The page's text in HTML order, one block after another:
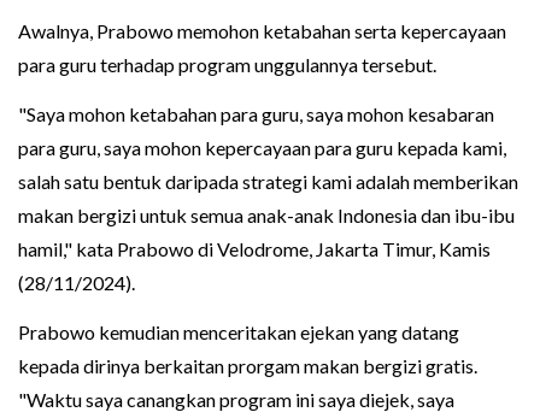
Awalnya, Prabowo memohon ketabahan serta kepercayaan
para guru terhadap program unggulannya tersebut.
"Saya mohon ketabahan para guru, saya mohon kesabaran
para guru, saya mohon kepercayaan para guru kepada kami,
salah satu bentuk daripada strategi kami adalah memberikan
makan bergizi untuk semua anak-anak Indonesia dan ibu-ibu
hamil," kata Prabowo di Velodrome, Jakarta Timur, Kamis
(28/11/2024).
Prabowo kemudian menceritakan ejekan yang datang
kepada dirinya berkaitan prorgam makan bergizi gratis.
"Waktu saya canangkan program ini saya diejek, saya